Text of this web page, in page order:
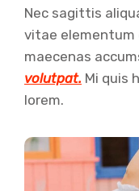
Nec sagittis
vitae elementum
maecenas
volutpat. Mi quis
lorem.